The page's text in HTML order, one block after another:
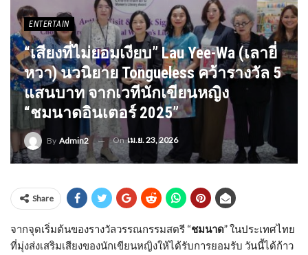
ENTERTAIN
“เสียงที่ไม่ยอมเงียบ” Lau Yee-Wa (เลายี่
หวา) นวนิยาย Tongueless คว้ารางวัล 5
แสนบาท จากเวทีนักเขียนหญิง
“ชมนาดอินเตอร์ 2025”
By Admin2 Onเม.ย. 23, 2026
Share
จากจุดเริ่มต้นของรางวัลวรรณกรรมสตรี “ชมนาด” ในประเทศไทย
ที่มุ่งส่งเสริมเสียงของนักเขียนหญิงให้ได้รับการยอมรับ วันนี้ได้ก้าว